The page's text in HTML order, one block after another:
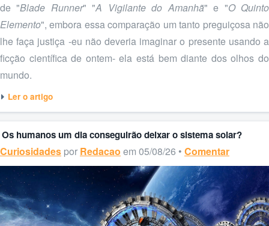
de "Blade Runner" "A Vigilante do Amanhã" e "O Quinto
Elemento", embora essa comparação um tanto preguiçosa não
lhe faça justiça -eu não deveria imaginar o presente usando a
ficção científica de ontem- ela está bem diante dos olhos do
mundo.
Ler o artigo
Os humanos um dia conseguirão deixar o sistema solar?
Curiosidades por Redacao em 05/08/26 • Comentar